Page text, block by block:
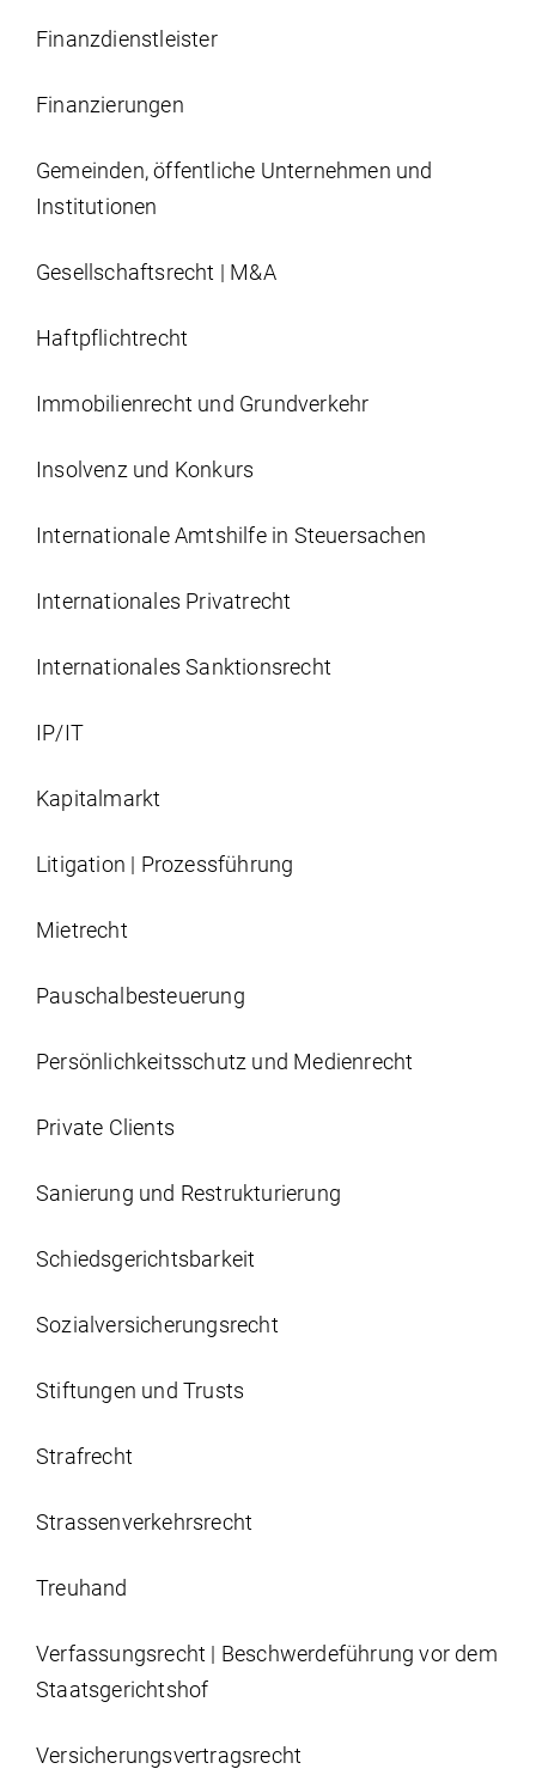
Finanzdienstleister
Finanzierungen
Gemeinden, öffentliche Unternehmen und
Institutionen
Gesellschaftsrecht | M&A
Haftpflichtrecht
Immobilien­recht und Grundverkehr
Insolvenz und Konkurs
Internationale Amtshilfe in Steuersachen
Internationales Privatrecht
Internationales Sanktionsrecht
IP/IT
Kapitalmarkt
Litigation | Prozessführung
Mietrecht
Pauschalbesteuerung
Persönlichkeits­schutz und Medienrecht
Private Clients
Sanierung und Restrukturierung
Schiedsgerichtsbarkeit
Sozial­versicherungs­recht
Stiftungen und Trusts
Strafrecht
Strassen­verkehrs­recht
Treuhand
Verfassungsrecht | Beschwerdeführung vor dem
Staatsgerichtshof
Versicherungs­vertrags­recht